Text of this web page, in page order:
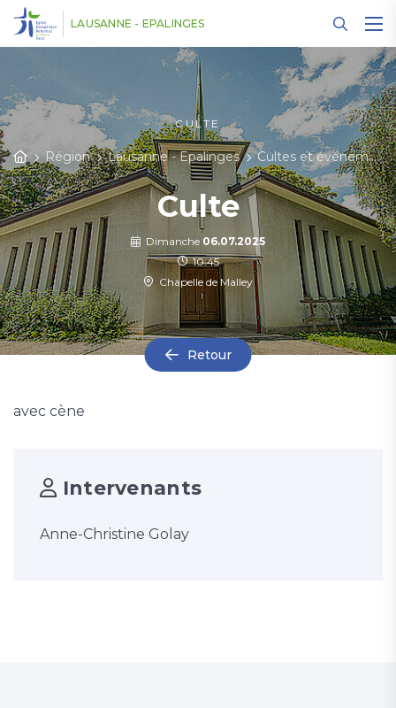
LAUSANNE - EPALINGES
CULTE
Région Lausanne - Epalinges Cultes et événements
Culte
Dimanche 06.07.2025
10:45
Chapelle de Malley
Retour
avec cène
Intervenants
Anne-Christine Golay
Panneau de gestion des cookies